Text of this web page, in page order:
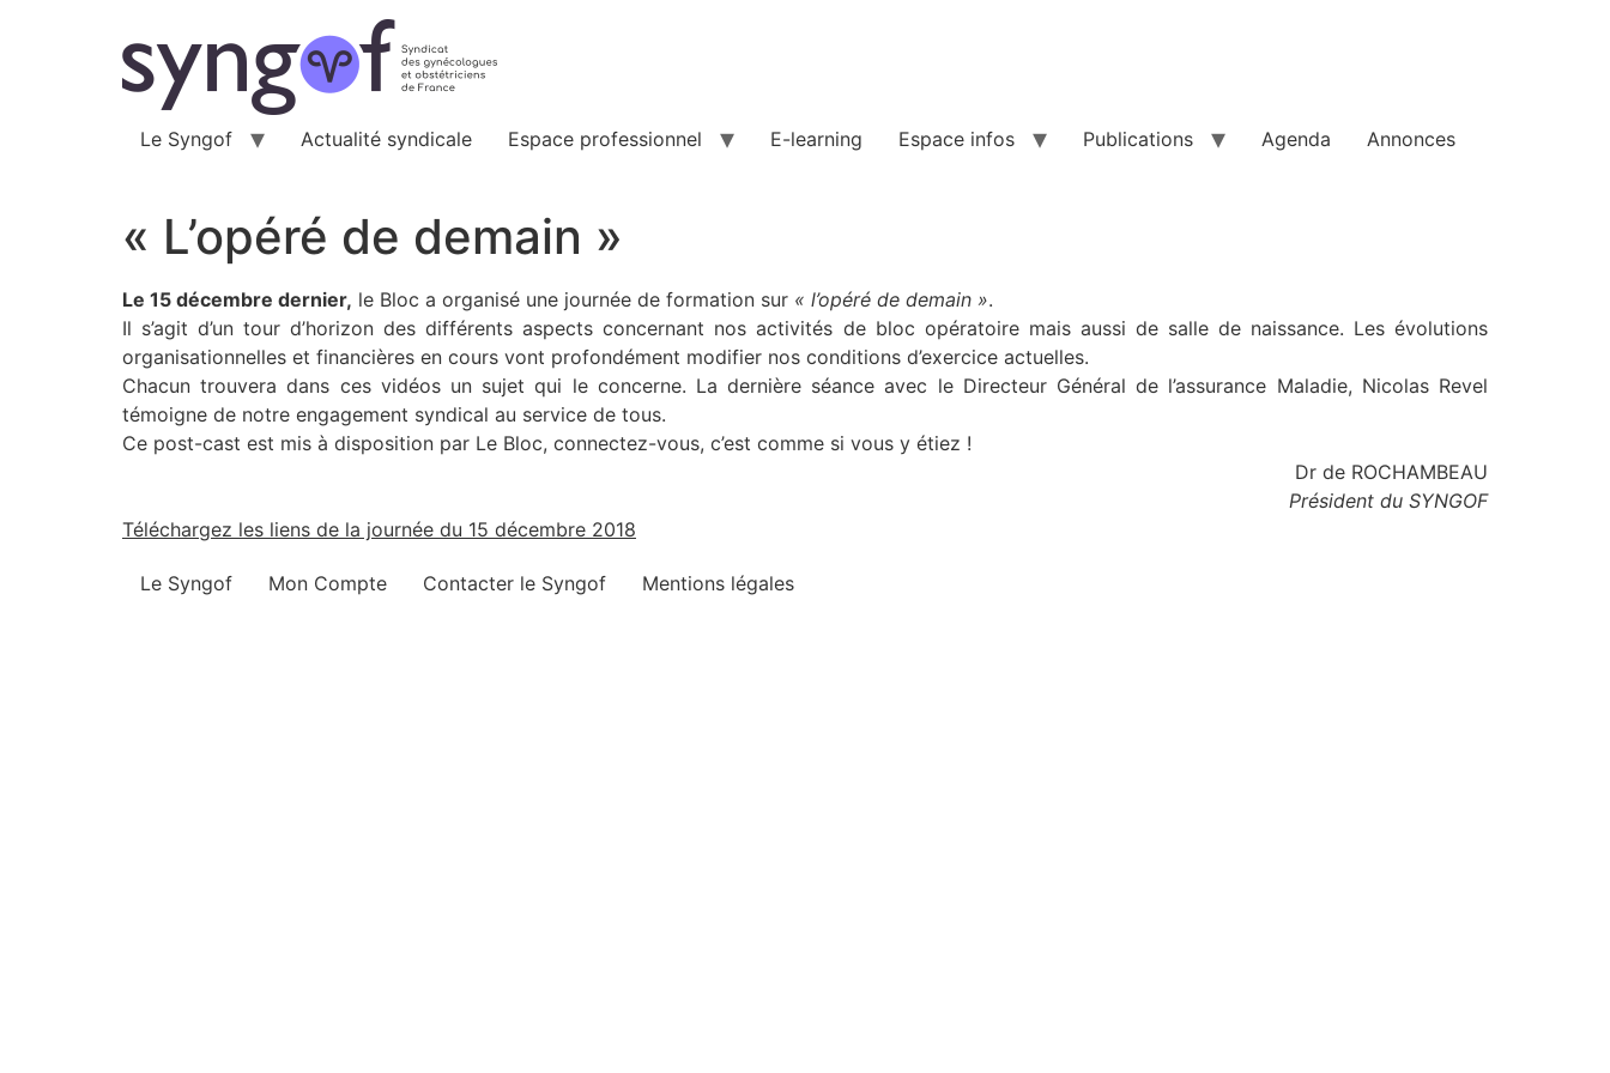
Le Syngof Actualité syndicale Espace professionnel E-learning Espace infos Publications Agenda Annonces
« L’opéré de demain »
Le 15 décembre dernier, le Bloc a organisé une journée de formation sur « l’opéré de demain ».
Il s’agit d’un tour d’horizon des différents aspects concernant nos activités de bloc opératoire mais aussi de salle de naissance. Les évolutions
organisationnelles et financières en cours vont profondément modifier nos conditions d’exercice actuelles.
Chacun trouvera dans ces vidéos un sujet qui le concerne. La dernière séance avec le Directeur Général de l’assurance Maladie, Nicolas Revel
témoigne de notre engagement syndical au service de tous.
Ce post-cast est mis à disposition par Le Bloc, connectez-vous, c’est comme si vous y étiez !
Dr de ROCHAMBEAU
Président du SYNGOF
Téléchargez les liens de la journée du 15 décembre 2018
Le Syngof Mon Compte Contacter le Syngof Mentions légales